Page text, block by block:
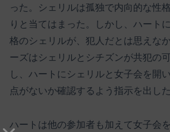
った。シェリルは孤独で内向的な性
りと当てはまった。しかし、ハート
格のシェリルが、犯人だとは思えな
ーズはシェリルとシチズンが共犯の
し、ハートにシェリルと女子会を開
点がないか確認するよう指示を出した
ハートは他の参加者も加えて女子会